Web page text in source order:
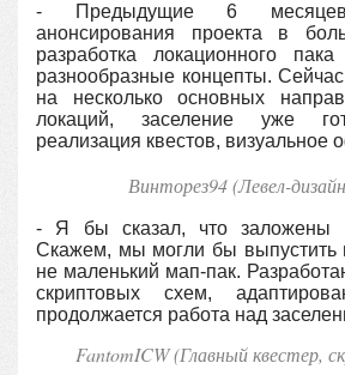
- Предыдущие 6
анонсирования проекта в
разработка локационного
разнообразные концепты.
на несколько основных
локаций, заселение уже
реализация квестов, визуальное
Винторез94 (Левел-
- Я бы сказал, что заложены
Скажем, мы могли бы выпустить
не маленький мап-пак.
скриптовых схем,
продолжается работа над
FantomICW (Главный квестер,